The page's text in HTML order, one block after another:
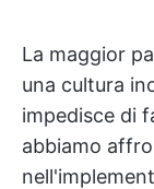
La maggior
una cultura
impedisce di
abbiamo